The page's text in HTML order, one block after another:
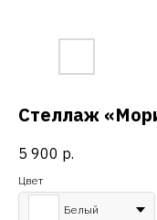
Стеллаж
5 900 р.
Цвет
Белый